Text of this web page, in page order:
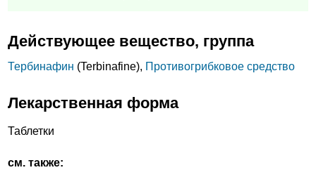
Действующее вещество, группа
Тербинафин (Terbinafine), Противогрибковое средство
Лекарственная форма
Таблетки
см. также: